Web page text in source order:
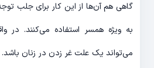
گاهی هم آن‌ها از این کار برای جلب
به ویژه همسر استفاده می‌کنند.
می‌تواند یک علت غر زدن در زنان